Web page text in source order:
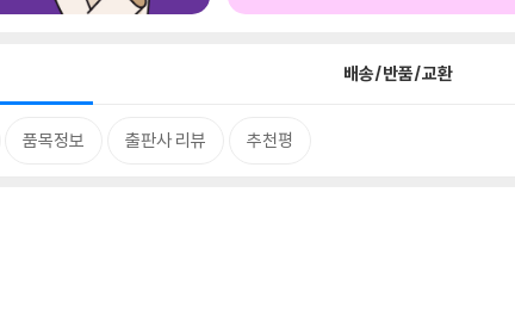
배송/반품/교환
품목정보 출판사 리뷰 추천평